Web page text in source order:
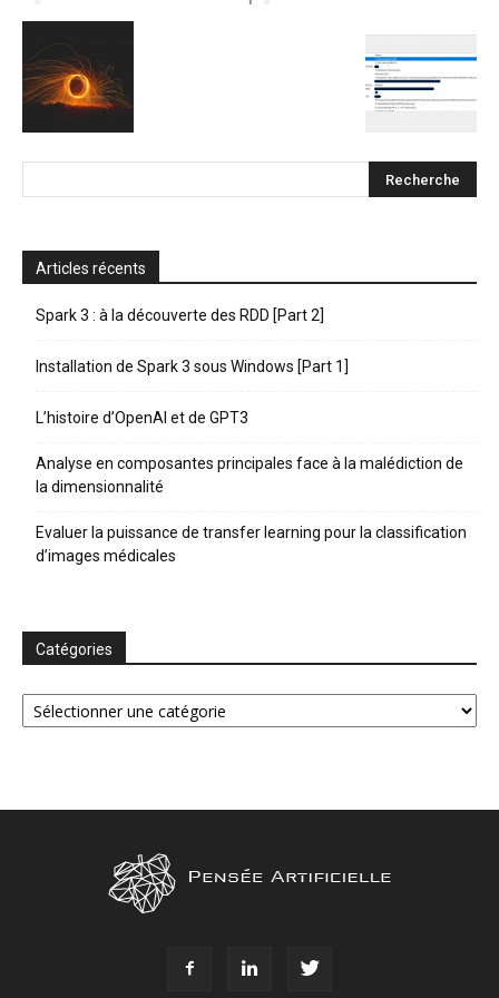
Articles récents
Spark 3 : à la découverte des RDD [Part 2]
Installation de Spark 3 sous Windows [Part 1]
L’histoire d’OpenAI et de GPT3
Analyse en composantes principales face à la malédiction de
la dimensionnalité
Evaluer la puissance de transfer learning pour la classification
d’images médicales
Catégories
Catégories